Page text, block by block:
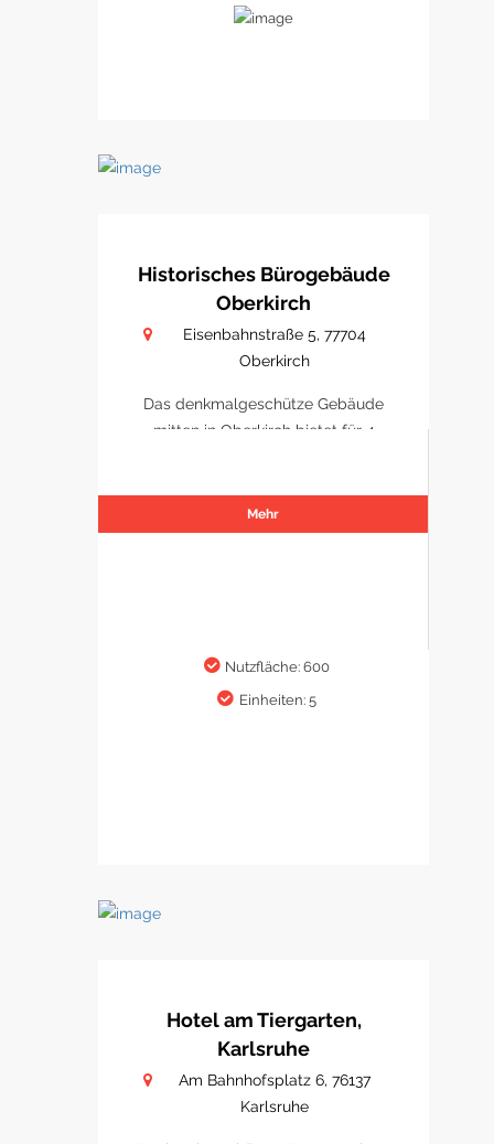
Historisches Bürogebäude
Oberkirch
Eisenbahnstraße 5, 77704
Oberkirch
Das denkmalgeschütze Gebäude
mitten in Oberkirch bietet für 4
Mehr
Nutzfläche: 600
Einheiten: 5
Hotel am Tiergarten,
Karlsruhe
Am Bahnhofsplatz 6, 76137
Karlsruhe